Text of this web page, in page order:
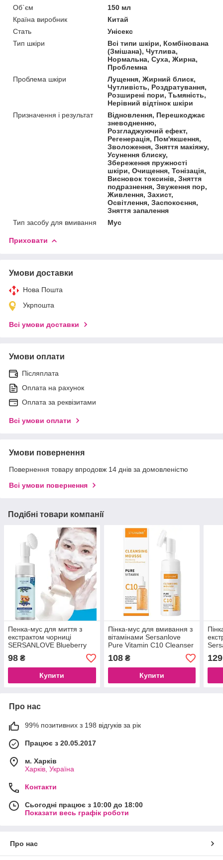
Об`єм
150 мл
Країна виробник
Китай
Стать
Унісекс
Тип шкіри
Всі типи шкіри, Комбінована
(Змішана), Чутлива,
Нормальна, Суха, Жирна,
Проблемна
Проблема шкіри
Лущення, Жирний блиск,
Чутливість, Роздратування,
Розширені пори, Тьмяність,
Нерівний відтінок шкіри
Призначення і результат
Відновлення, Перешкоджає
зневодненню,
Розгладжуючий ефект,
Регенерація, Пом'якшення,
Зволоження, Зняття макіяжу,
Усунення блиску,
Збереження пружності
шкіри, Очищення, Тонізація,
Висновок токсинів, Зняття
подразнення, Звуження пор,
Живлення, Захист,
Освітлення, Заспокоєння,
Зняття запалення
Тип засобу для вмивання
Мус
Приховати
Умови доставки
Нова Пошта
Укрпошта
Всі умови доставки
Умови оплати
Післяплата
Оплата на рахунок
Оплата за реквізитами
Всі умови оплати
Умови повернення
Повернення товару впродовж 14 днів за домовленістю
Всі умови повернення
Подібні товари компанії
Пенка-мус для миття з
екстрактом чорниці
SERSANLOVE Blueberry
Amino Acid Cleanser
Mousse, 150 мл
98 ₴
Купити
Пінка-мус для вмивання з
вітамінами Sersanlove
Pure Vitamin C10 Cleanser
Mousse, 150 мл
108₴
Купити
129
Про нас
99% позитивних з 198 відгуків за рік
Працює з 20.05.2017
м. Харків
Харків, Україна
Контакти
Сьогодні працює з 10:00 до 18:00
Показати весь графік роботи
Про нас